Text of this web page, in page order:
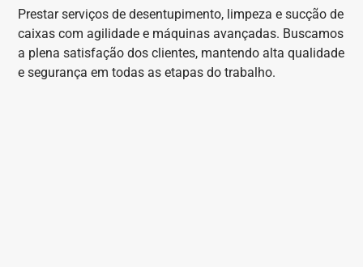
Prestar serviços de desentupimento, limpeza e sucção de
caixas com agilidade e máquinas avançadas. Buscamos
a plena satisfação dos clientes, mantendo alta qualidade
e segurança em todas as etapas do trabalho.